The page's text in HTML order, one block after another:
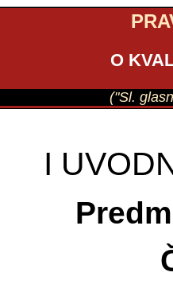
O
("Sl.
I